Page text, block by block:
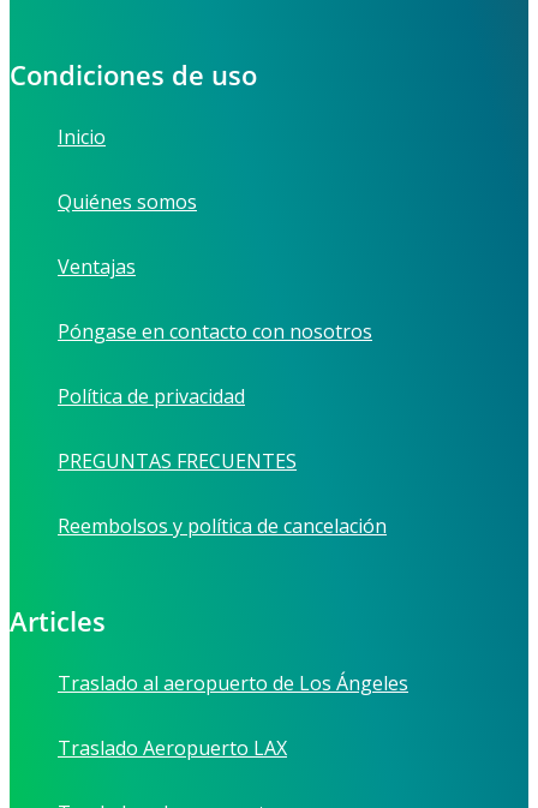
Condiciones de uso
Inicio
Quiénes somos
Ventajas
Póngase en contacto con nosotros
Política de privacidad
PREGUNTAS FRECUENTES
Reembolsos y política de cancelación
Articles
Traslado al aeropuerto de Los Ángeles
Traslado Aeropuerto LAX